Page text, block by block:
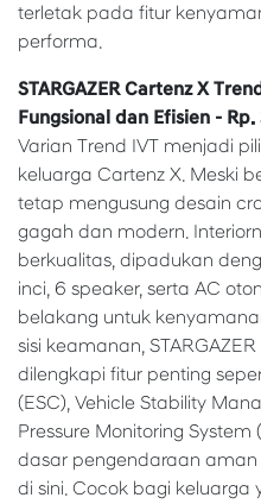
terletak pada fitur
performa.
STARGAZER Cartenz X
Fungsional dan Efisien -
Varian Trend IVT menjadi
keluarga Cartenz X. Meski
tetap mengusung desain
gagah dan modern.
berkualitas, dipadukan
inci, 6 speaker, serta AC
belakang untuk
sisi keamanan,
dilengkapi fitur penting
(ESC), Vehicle Stability
Pressure Monitoring
dasar pengendaraan
di sini. Cocok bagi